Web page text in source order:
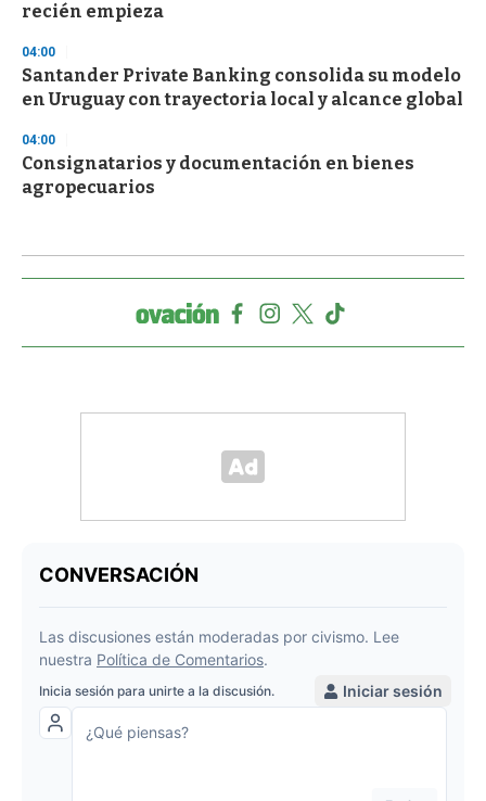
recién empieza
04:00
Santander Private Banking consolida su modelo
en Uruguay con trayectoria local y alcance global
04:00
Consignatarios y documentación en bienes
agropecuarios